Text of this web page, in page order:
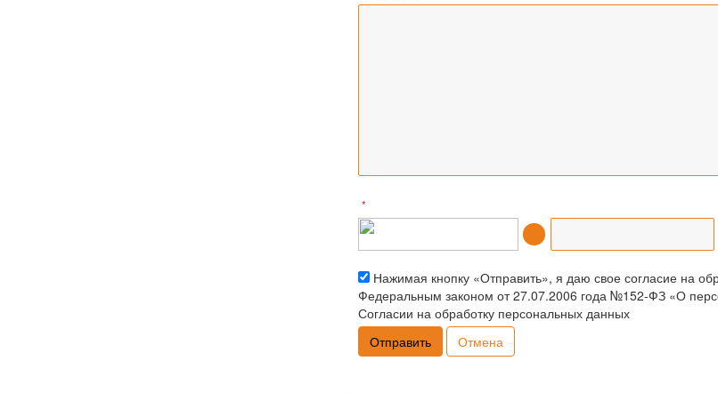
*
Нажимая кнопку «Отправить», я даю свое согласие на
Федеральным законом от 27.07.2006 года №152-ФЗ «О
Согласии на обработку персональных данных
Отмена